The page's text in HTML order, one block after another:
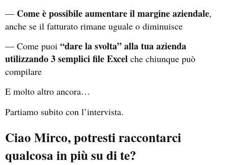
— Come è possibile aumentare il margine aziendale,
anche se il fatturato rimane uguale o diminuisce
— Come puoi “dare la svolta” alla tua azienda
utilizzando 3 semplici file Excel che chiunque può
compilare
E molto altro ancora…
Partiamo subito con l’intervista.
Ciao Mirco, potresti raccontarci
qualcosa in più su di te?